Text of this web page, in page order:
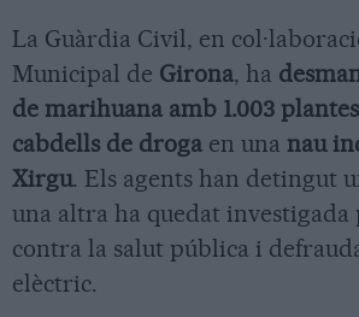
La Guàrdia Civil, en
Municipal de Girona, ha
de marihuana amb 1.003
cabdells de droga en una nau
Xirgu. Els agents han detingut
una altra ha quedat investigada
contra la salut pública i
elèctric.